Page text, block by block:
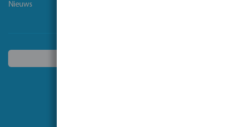
Nieuws